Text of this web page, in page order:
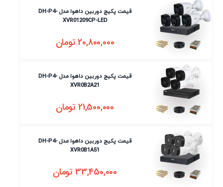
قیمت پکیج دوربین داهوا مدل DH-P4-
XVR01209CP-LED
20,800,000تومان
قیمت پکیج دوربین داهوا مدل DH-P4-
XVR0B2A21
21,500,000تومان
قیمت پکیج دوربین داهوا مدل DH-P4-
XVR0B1A51
33,450,000تومان